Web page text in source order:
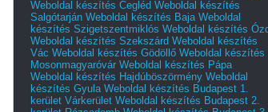
Weboldal készítés Cegléd Weboldal készítés
Salgótarján Weboldal készítés Baja Weboldal
készítés Szigetszentmiklós Weboldal készítés
Weboldal készítés Szekszárd Weboldal készítés
Vác Weboldal készítés Gödöllő Weboldal készítés
Mosonmagyaróvár Weboldal készítés Pápa
Weboldal készítés Hajdúböszörmény Weboldal
készítés Gyula Weboldal készítés Budapest 1.
kerület Várkerület Weboldal készítés Budapest 2.